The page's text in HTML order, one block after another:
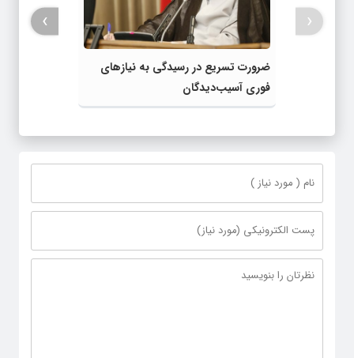
ضرورت تسریع در رسیدگی به نیازهای
فوری آسیب‌دیدگان
‹
›